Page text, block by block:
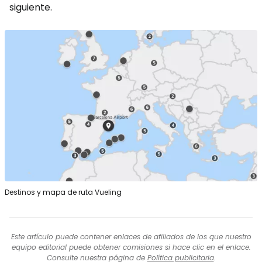
siguiente.
Destinos y mapa de ruta Vueling
Este artículo puede contener enlaces de afiliados de los que nuestro
equipo editorial puede obtener comisiones si hace clic en el enlace.
Consulte nuestra página de Política publicitaria.